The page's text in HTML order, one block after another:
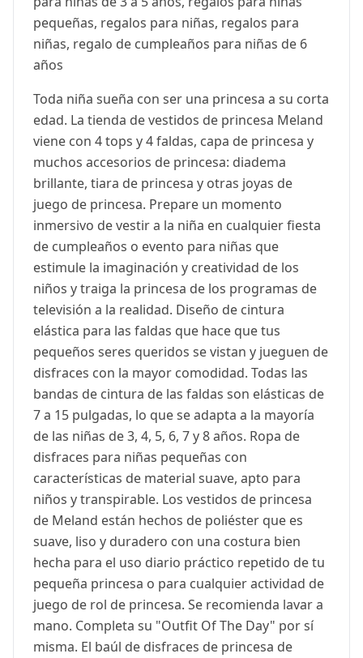
pequeñas, regalos para niñas, regalos para
niñas, regalo de cumpleaños para niñas de 6
años
Toda niña sueña con ser una princesa a su corta
edad. La tienda de vestidos de princesa Meland
viene con 4 tops y 4 faldas, capa de princesa y
muchos accesorios de princesa: diadema
brillante, tiara de princesa y otras joyas de
juego de princesa. Prepare un momento
inmersivo de vestir a la niña en cualquier fiesta
de cumpleaños o evento para niñas que
estimule la imaginación y creatividad de los
niños y traiga la princesa de los programas de
televisión a la realidad. Diseño de cintura
elástica para las faldas que hace que tus
pequeños seres queridos se vistan y jueguen de
disfraces con la mayor comodidad. Todas las
bandas de cintura de las faldas son elásticas de
7 a 15 pulgadas, lo que se adapta a la mayoría
de las niñas de 3, 4, 5, 6, 7 y 8 años. Ropa de
disfraces para niñas pequeñas con
características de material suave, apto para
niños y transpirable. Los vestidos de princesa
de Meland están hechos de poliéster que es
suave, liso y duradero con una costura bien
hecha para el uso diario práctico repetido de tu
pequeña princesa o para cualquier actividad de
juego de rol de princesa. Se recomienda lavar a
mano. Completa su "Outfit Of The Day" por sí
misma. El baúl de disfraces de princesa de